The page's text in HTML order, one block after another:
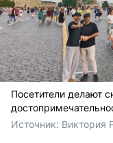
Посетители делают
Источник: Виктория